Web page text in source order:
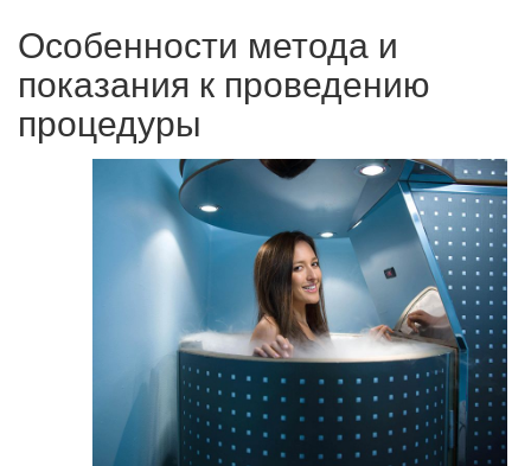
Особенности метода и
показания к проведению
процедуры